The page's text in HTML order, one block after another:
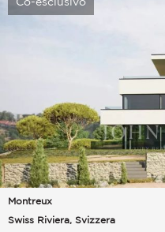
Montreux
Swiss Riviera, Svizzera